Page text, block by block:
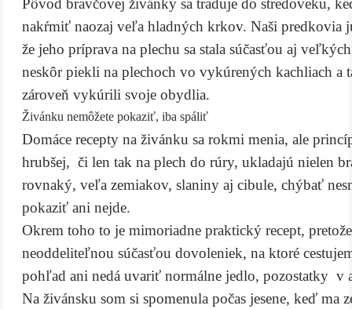
Pôvod bravčovej živánky sa traduje do stredoveku,
nakŕmiť naozaj veľa hladných krkov. Naši predkovia
že jeho príprava na plechu sa stala súčasťou aj
neskôr piekli na plechoch vo vykúrených kachliach
zároveň vykúrili svoje obydlia.
Živánku nemôžete pokaziť, iba spáliť
Domáce recepty na živánku sa rokmi menia, ale
hrubšej, či len tak na plech do rúry, ukladajú nielen
rovnaký, veľa zemiakov, slaniny aj cibule, chýbať
pokaziť ani nejde.
Okrem toho to je mimoriadne praktický recept,
neoddeliteľnou súčasťou dovoleniek, na ktoré
pohľad ani nedá uvariť normálne jedlo, pozostatky v
Na živánsku som si spomenula počas jesene, keď